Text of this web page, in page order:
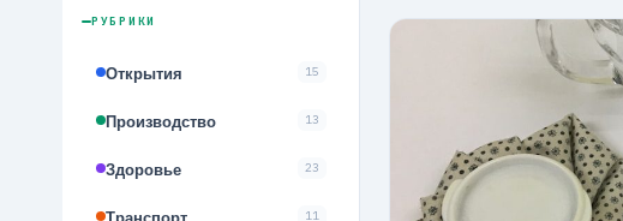
РУБРИКИ
Открытия 15
Производство 13
Здоровье 23
Транспорт 11